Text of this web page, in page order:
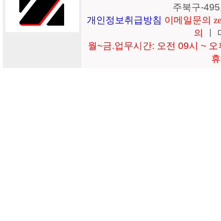
주북구-
개인정보취급방침 이메일문의
의
월~금.업무시간: 오전 09시 ~